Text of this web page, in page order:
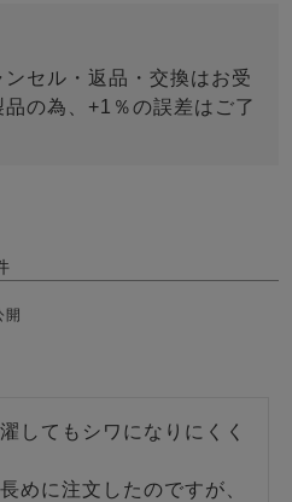
セル・返品・交換はお受
の為、+1％の誤差はご了
開
してもシワになりにくく
めに注文したのですが、